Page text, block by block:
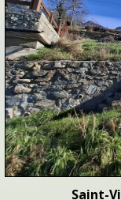
Saint-